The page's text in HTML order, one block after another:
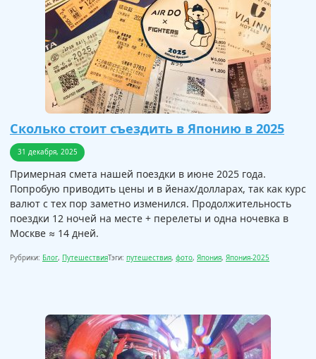
Сколько стоит съездить в Японию в 2025
31 декабря, 2025
Примерная смета нашей поездки в июне 2025 года.
Попробую приводить цены и в йенах/долларах, так как курс
валют с тех пор заметно изменился. Продолжительность
поездки 12 ночей на месте + перелеты и одна ночевка в
Москве ≈ 14 дней.
Рубрики: Блог, ПутешествияТэги: путешествия, фото, Япония, Япония-2025